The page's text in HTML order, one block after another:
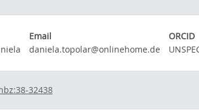
Email ORCID
daniela.topolar@onlinehome.de
32438